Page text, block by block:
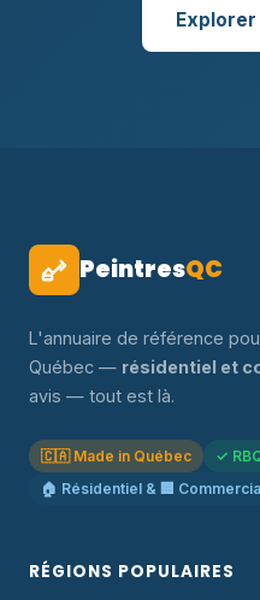
PeintresQC
L'annuaire de référence
Québec — résidentiel et
avis — tout est là.
🇨🇦 Made in Québec
✓
🏠 Résidentiel & 🏢
RÉGIONS POPULAIRES